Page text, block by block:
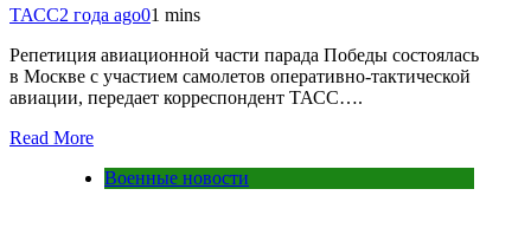
ТАСС2 года ago01 mins
Репетиция авиационной части парада Победы состоялась
в Москве с участием самолетов оперативно-тактической
авиации, передает корреспондент ТАСС….
Read More
Военные новости